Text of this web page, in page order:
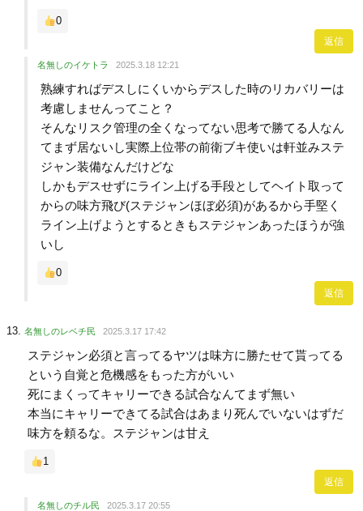
0
返信
名無しのイケトラ 2025.3.18 12:21
熟練すればデスしにくいからデスした時のリカバリーは
考慮しませんってこと？
そんなリスク管理の全くなってない思考で勝てる人なん
てまず居ないし実際上位帯の前衛ブキ使いは軒並みステ
ジャン装備なんだけどな
しかもデスせずにライン上げる手段としてヘイト取って
からの味方飛び(ステジャンほぼ必須)があるから手堅く
ライン上げようとするときもステジャンあったほうが強
いし
0
返信
名無しのレベチ民 2025.3.17 17:42
ステジャン必須と言ってるヤツは味方に勝たせて貰ってる
という自覚と危機感をもった方がいい
死にまくってキャリーできる試合なんてまず無い
本当にキャリーできてる試合はあまり死んでいないはずだ
味方を頼るな。ステジャンは甘え
1
返信
名無しのチル民 2025.3.17 20:55